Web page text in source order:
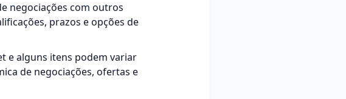
negociações com outros
prazos e opções de
e alguns itens podem variar
de negociações, ofertas e